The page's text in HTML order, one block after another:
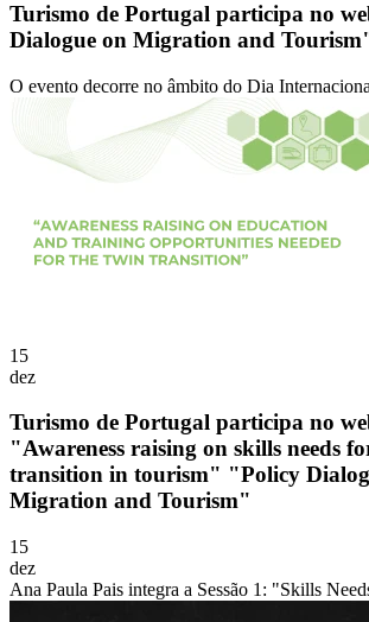
Turismo de Portugal participa no
Dialogue on Migration and
O evento decorre no âmbito do Dia
15
dez
Turismo de Portugal participa no
"Awareness raising on skills needs
transition in tourism" "Policy
Migration and Tourism"
15
dez
Ana Paula Pais integra a Sessão 1: "Skills